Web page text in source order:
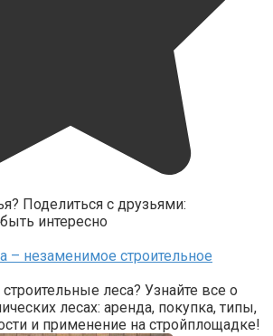
Поделиться с друзьями:
интересно
– незаменимое строительное
леса? Узнайте все о
лесах: аренда, покупка, типы,
и применение на стройплощадке!